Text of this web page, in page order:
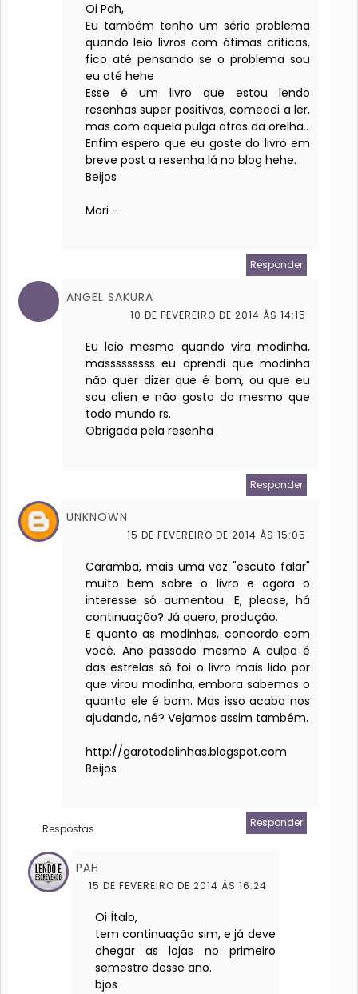
Oi Pah,
Eu também tenho um sério problema
quando leio livros com ótimas criticas,
fico até pensando se o problema sou
eu até hehe
Esse é um livro que estou lendo
resenhas super positivas, comecei a ler,
mas com aquela pulga atras da orelha..
Enfim espero que eu goste do livro em
breve post a resenha lá no blog hehe.
Beijos
Mari -
Responder
ANGEL SAKURA
10 DE FEVEREIRO DE 2014 ÀS 14:15
Eu leio mesmo quando vira modinha,
masssssssss eu aprendi que modinha
não quer dizer que é bom, ou que eu
sou alien e não gosto do mesmo que
todo mundo rs.
Obrigada pela resenha
Responder
UNKNOWN
15 DE FEVEREIRO DE 2014 ÀS 15:05
Caramba, mais uma vez "escuto falar"
muito bem sobre o livro e agora o
interesse só aumentou. E, please, há
continuação? Já quero, produção.
E quanto as modinhas, concordo com
você. Ano passado mesmo A culpa é
das estrelas só foi o livro mais lido por
que virou modinha, embora sabemos o
quanto ele é bom. Mas isso acaba nos
ajudando, né? Vejamos assim também.
http://garotodelinhas.blogspot.com
Beijos
Responder
Respostas
PAH
15 DE FEVEREIRO DE 2014 ÀS 16:24
Oi Ítalo,
tem continuação sim, e já deve
chegar as lojas no primeiro
semestre desse ano.
bjos